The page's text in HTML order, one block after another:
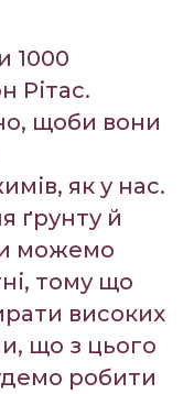
1000
Рітас.
щоби вони
як у нас.
ґрунту й
можемо
тому що
високих
що з цього
робити